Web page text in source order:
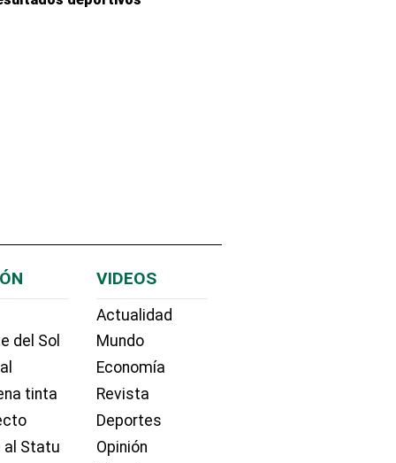
del Sol
tinta
al Statu
VIDEOS
Actualidad
Mundo
Economía
Revista
Deportes
Opinión